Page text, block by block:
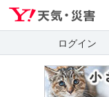
ログイン